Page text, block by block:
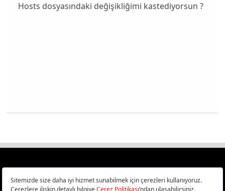
Hosts dosyasındaki değişikliğimi kastediyorsun ?
Türkiye